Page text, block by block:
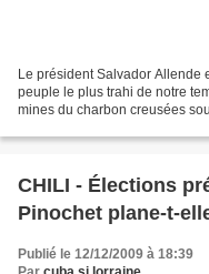
Le président Salvador Allende
peuple le plus trahi de notre
mines du charbon creusées
CHILI - Élections
Pinochet plane-t-
Publié le 12/12/2009 à 18:39